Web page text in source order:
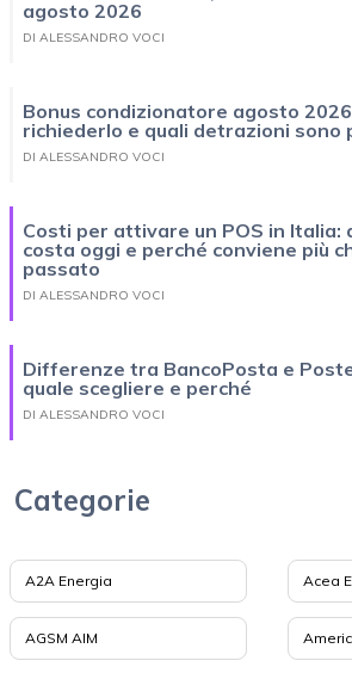
agosto 2026
DI ALESSANDRO VOCI
Bonus condizionatore agosto
richiederlo e quali detrazioni sono
DI ALESSANDRO VOCI
Costi per attivare un POS in Italia:
costa oggi e perché conviene più
passato
DI ALESSANDRO VOCI
Differenze tra BancoPosta e
quale scegliere e perché
DI ALESSANDRO VOCI
Categorie
A2A Energia Acea
AGSM AIM